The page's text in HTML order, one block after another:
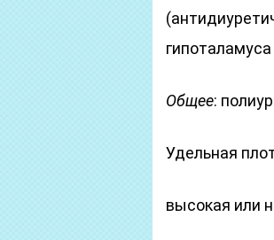
Общее:
Удельная
высокая или